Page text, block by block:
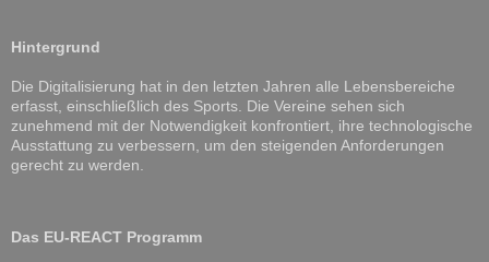
Hintergrund
Die Digitalisierung hat in den letzten Jahren alle Lebensbereiche
erfasst, einschließlich des Sports. Die Vereine sehen sich
zunehmend mit der Notwendigkeit konfrontiert, ihre technologische
Ausstattung zu verbessern, um den steigenden Anforderungen
gerecht zu werden.
Das EU-REACT Programm